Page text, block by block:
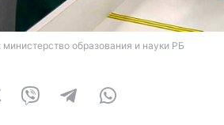
образования и науки РБ